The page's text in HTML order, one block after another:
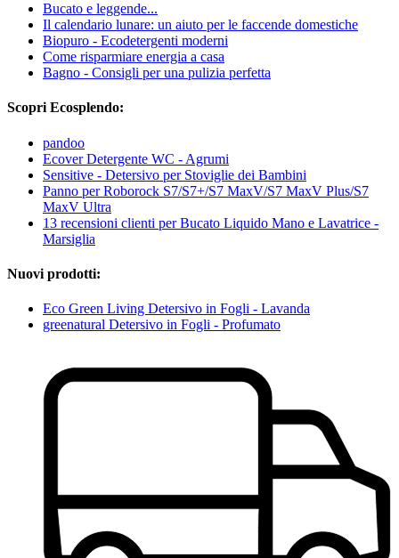
Bucato e leggende...
Il calendario lunare: un aiuto per le faccende domestiche
Biopuro - Ecodetergenti moderni
Come risparmiare energia a casa
Bagno - Consigli per una pulizia perfetta
Scopri Ecosplendo:
pandoo
Ecover Detergente WC - Agrumi
Sensitive - Detersivo per Stoviglie dei Bambini
Panno per Roborock S7/S7+/S7 MaxV/S7 MaxV Plus/S7
MaxV Ultra
13 recensioni clienti per Bucato Liquido Mano e Lavatrice -
Marsiglia
Nuovi prodotti:
Eco Green Living Detersivo in Fogli - Lavanda
greenatural Detersivo in Fogli - Profumato